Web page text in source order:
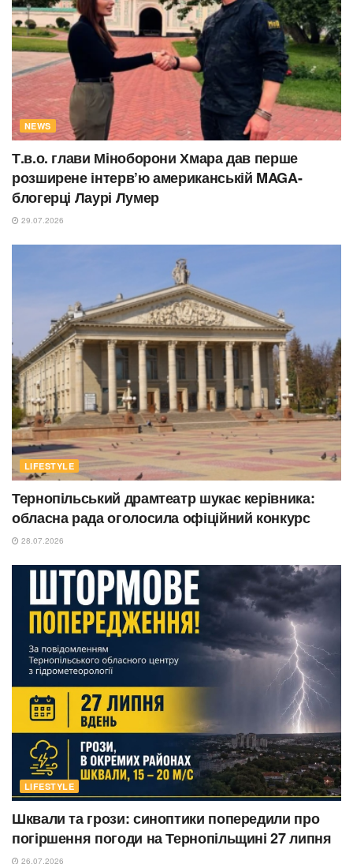
NEWS
Т.в.о. глави Міноборони Хмара дав перше
розширене інтерв’ю американській MAGA-
блогерці Лаурі Лумер
29.07.2026
LIFESTYLE
Тернопільський драмтеатр шукає керівника:
обласна рада оголосила офіційний конкурс
28.07.2026
LIFESTYLE
Шквали та грози: синоптики попередили про
погіршення погоди на Тернопільщині 27 липня
26.07.2026